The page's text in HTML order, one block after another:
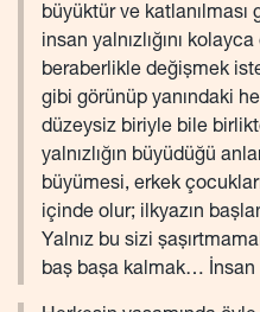
büyüktür ve
insan yalnızlığını
beraberlikle değişmek
gibi görünüp yanındaki
düzeysiz biriyle bile
yalnızlığın büyüdüğü
büyümesi, erkek
içinde olur; ilkyazın
Yalnız bu sizi
baş başa kalmak… İnsan